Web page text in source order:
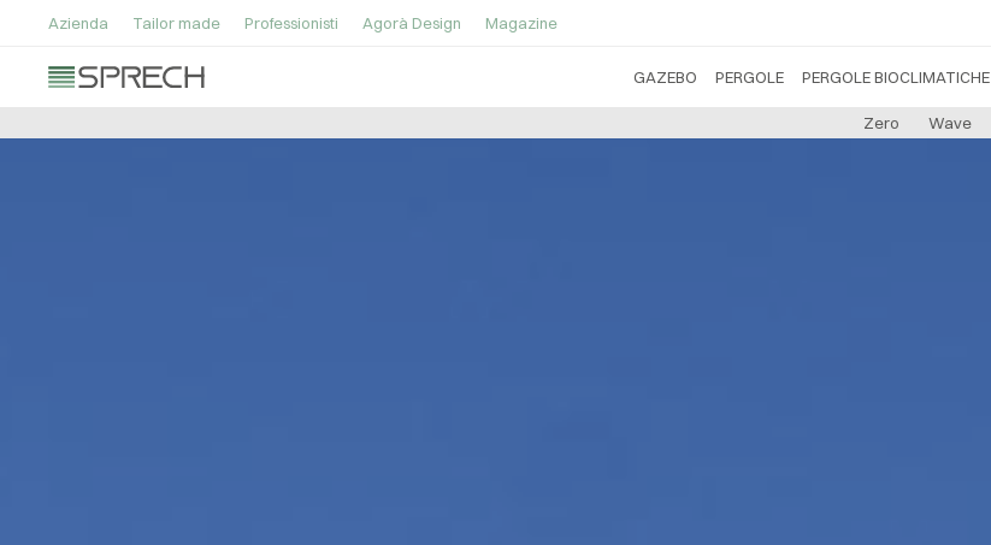
Azienda Tailor made Professionisti Agorà Design Magazine
GAZEBO PERGOLE PERGOLE BIOCLIMATICHE
Zero Wave